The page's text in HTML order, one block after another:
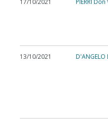
13/10/2021